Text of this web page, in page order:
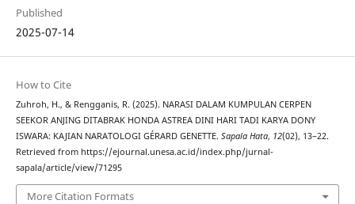
Published
2025-07-14
How to Cite
Zuhroh, H., & Rengganis, R. (2025). NARASI DALAM KUMPULAN CERPEN
SEEKOR ANJING DITABRAK HONDA ASTREA DINI HARI TADI KARYA DONY
ISWARA: KAJIAN NARATOLOGI GÉRARD GENETTE. Sapala Hata, 12(02), 13–22.
Retrieved from https://ejournal.unesa.ac.id/index.php/jurnal-
sapala/article/view/71295
More Citation Formats